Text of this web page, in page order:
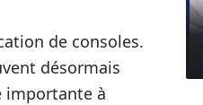
de consoles.
désormais
importante à